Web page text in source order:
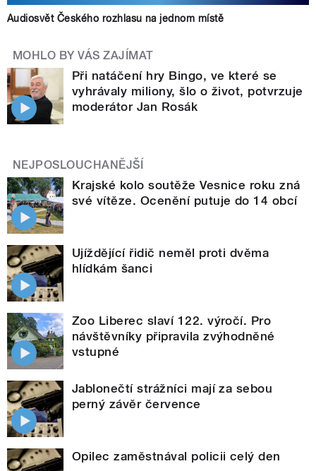
Audiosvět Českého rozhlasu na jednom místě
MOHLO BY VÁS ZAJÍMAT
Při natáčení hry Bingo, ve které se
vyhrávaly miliony, šlo o život, potvrzuje
moderátor Jan Rosák
NEJPOSLOUCHANĚJŠÍ
Krajské kolo soutěže Vesnice roku zná
své vítěze. Ocenění putuje do 14 obcí
Ujíždějící řidič neměl proti dvěma
hlídkám šanci
Zoo Liberec slaví 122. výročí. Pro
návštěvníky připravila zvýhodněné
vstupné
Jablonečtí strážníci mají za sebou
perný závěr července
Opilec zaměstnával policii celý den